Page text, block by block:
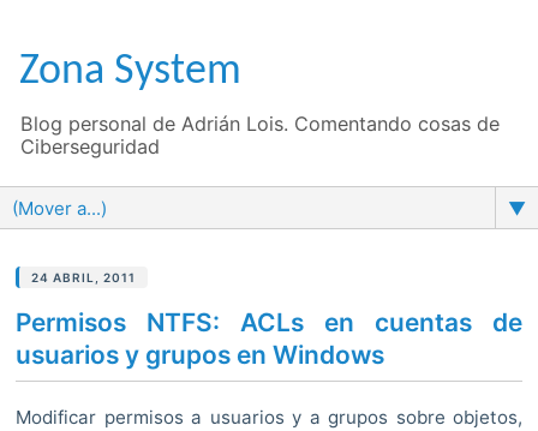
Zona System
Blog personal de Adrián Lois. Comentando cosas de
Ciberseguridad
▼
24 ABRIL, 2011
Permisos NTFS: ACLs en cuentas de
usuarios y grupos en Windows
Modificar permisos a usuarios y a grupos sobre objetos,